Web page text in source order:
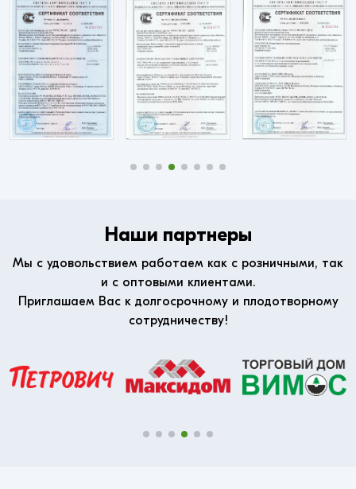
Наши партнеры
Мы с удовольствием работаем как с розничными, так
и с оптовыми клиентами.
Приглашаем Вас к долгосрочному и плодотворному
сотрудничеству!